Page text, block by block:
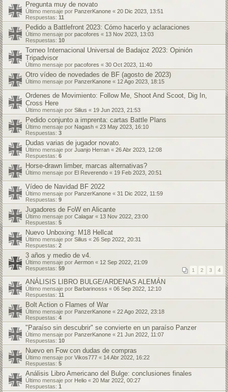
Pregunta muy de novato
Último mensaje por PanzerKanone « 20 Dic 2023, 13:51
Respuestas: 11
Pedido a Battlefront 2023: Cómo hacerlo y aclaraciones
Último mensaje por pacofores « 13 Nov 2023, 13:03
Respuestas: 10
Torneo Internacional Universal de Badajoz 2023: Opinión
Tripadvisor
Último mensaje por pacofores « 30 Oct 2023, 11:40
Otro vídeo de novedades de BF (agosto de 2023)
Último mensaje por PanzerKanone « 12 Ago 2023, 18:15
Ordenes de Movimiento: Follow Me, Shoot And Scoot, Dig In,
Cross Here
Último mensaje por Silius « 19 Jun 2023, 21:53
Pedido conjunto a imprenta: cartas Battle Plans
Último mensaje por Nagash « 23 May 2023, 16:10
Respuestas: 3
Dudas varias de jugador novato.
Último mensaje por Juanjo Herran « 26 Abr 2023, 12:08
Respuestas: 6
Horse-drawn limber, marcas alternativas?
Último mensaje por El Reverendo « 19 Feb 2023, 20:51
Vídeo de Navidad BF 2022
Último mensaje por PanzerKanone « 31 Dic 2022, 11:59
Respuestas: 9
Jugadores de FoW en Alicante
Último mensaje por Calagar « 13 Nov 2022, 23:00
Respuestas: 5
Nuevo Unboxing: M18 Hellcat
Último mensaje por Silius « 26 Sep 2022, 20:31
Respuestas: 2
3 años y medio de v4.
Último mensaje por Aermon « 12 Sep 2022, 21:09
Respuestas: 59 1 2 3 4
ANÁLISIS LIBRO BULGE/ARDENAS ALEMÁN
Último mensaje por Barbarinosss « 06 Sep 2022, 12:10
Respuestas: 11
Bolt Action o Flames of War
Último mensaje por PanzerKanone « 22 Ago 2022, 23:18
Respuestas: 4
"Paraíso sin descubrir" se convierte en un paraíso Panzer
Último mensaje por PanzerKanone « 21 Jun 2022, 11:07
Respuestas: 10
Nuevo en Fow con dudas de compras
Último mensaje por Vikos777 « 14 Abr 2022, 16:22
Respuestas: 5
Análisis Libro Americano del Bulge: conclusiones finales
Último mensaje por Helio « 20 Mar 2022, 00:27
Respuestas: 1